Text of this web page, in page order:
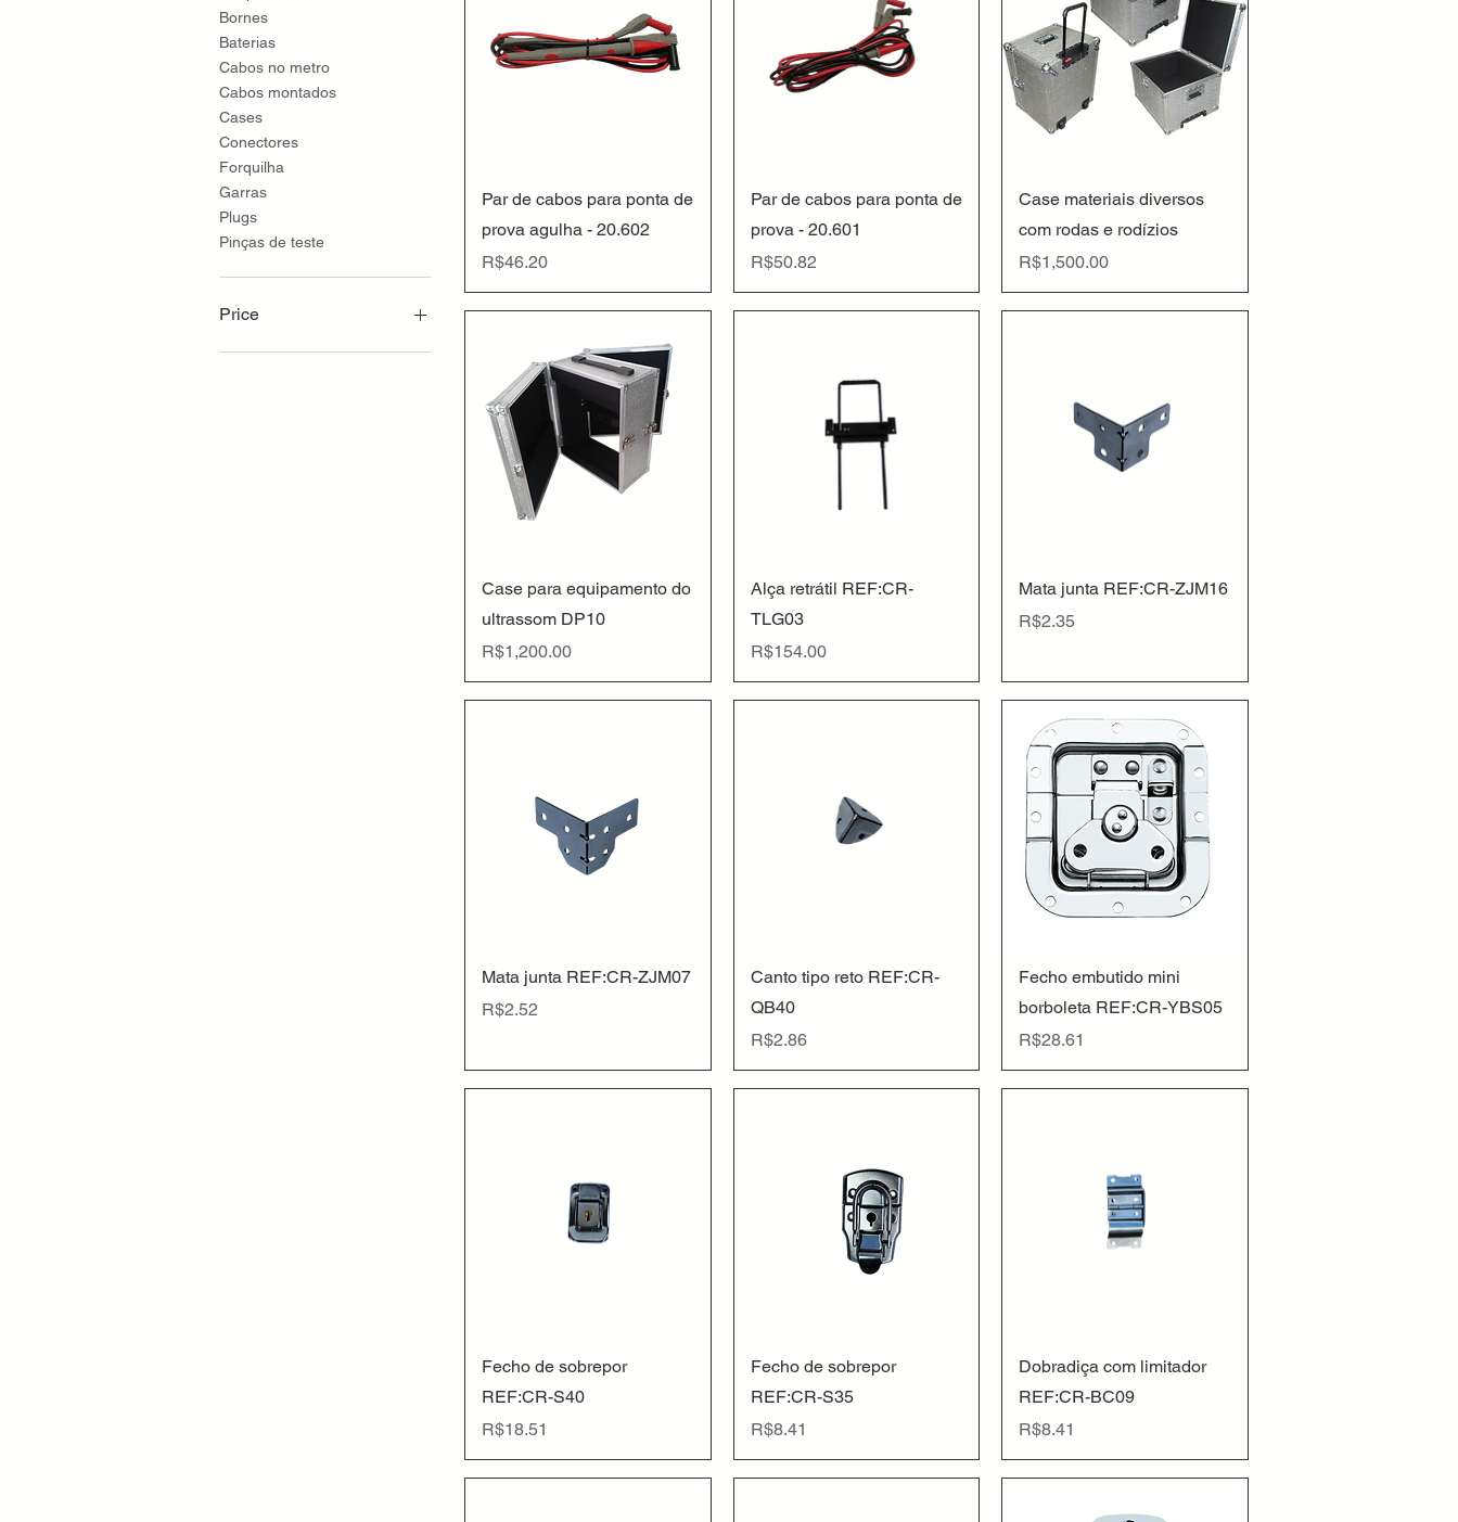
Bornes
Baterias
Cabos no metro
Cabos montados
Cases
Conectores
Forquilha
Garras
Plugs
Pinças de teste
Price
Quick View
Par de cabos para ponta de
prova agulha - 20.602
Price
R$46.20
Quick View
Par de cabos para ponta de
prova - 20.601
Price
R$50.82
Quick View
Case materiais diversos
com rodas e rodízios
Price
R$1,500.00
Quick View
Case para equipamento do
ultrassom DP10
Price
R$1,200.00
Quick View
Alça retrátil REF:CR-
TLG03
Price
R$154.00
Quick View
Mata junta REF:CR-ZJM16
Price
R$2.35
Quick View
Mata junta REF:CR-ZJM07
Price
R$2.52
Quick View
Canto tipo reto REF:CR-
QB40
Price
R$2.86
Quick View
Fecho embutido mini
borboleta REF:CR-YBS05
Price
R$28.61
Quick View
Fecho de sobrepor
REF:CR-S40
Price
R$18.51
Quick View
Fecho de sobrepor
REF:CR-S35
Price
R$8.41
Quick View
Dobradiça com limitador
REF:CR-BC09
Price
R$8.41